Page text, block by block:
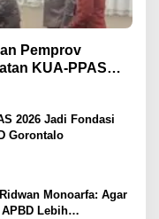
Pemprov
KUA-PPAS
2026 Jadi Fondasi
Gorontalo
Monoarfa: Agar
Lebih